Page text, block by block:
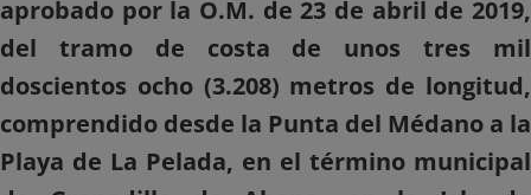
aprobado por la O.M. de 23 de abril de 2019,
del tramo de costa de unos tres mil
doscientos ocho (3.208) metros de longitud,
comprendido desde la Punta del Médano a la
Playa de La Pelada, en el término municipal